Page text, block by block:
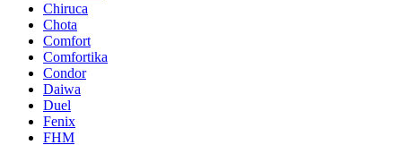
Chiruca
Chota
Comfort
Comfortika
Condor
Daiwa
Duel
Fenix
FHM